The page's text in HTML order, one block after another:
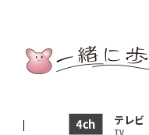
テレビ
TV
テレビ
ニュース